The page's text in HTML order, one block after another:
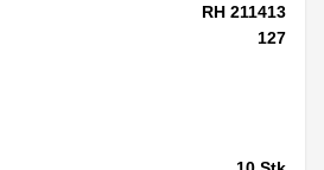
RH 211413
127